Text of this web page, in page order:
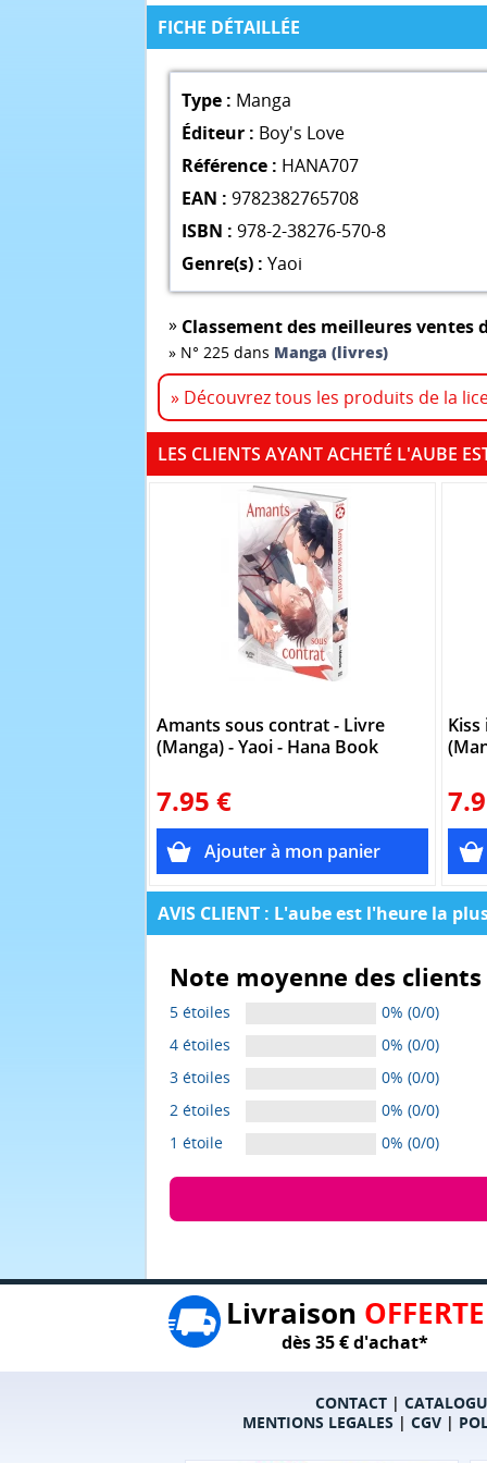
FICHE DÉTAILLÉE
Type : Manga
Éditeur : Boy's Love
Référence : HANA707
EAN : 9782382765708
ISBN : 978-2-38276-570-8
Genre(s) : Yaoi
» Classement des meilleures ventes
» N° 225 dans Manga (livres)
» Découvrez tous les produits de la
LES CLIENTS AYANT ACHETÉ L'AUBE
Amants sous contrat - Livre
(Manga) - Yaoi - Hana Book
7.95 €
AVIS CLIENT : L'aube est l'heure la
Note moyenne des clients
5 étoiles
0% (0/0)
4 étoiles
0% (0/0)
3 étoiles
0% (0/0)
2 étoiles
0% (0/0)
1 étoile
0% (0/0)
Livraison OFFERTE
dès 35 € d'achat*
CONTACT|
MENTIONS LEGALES | CGV|